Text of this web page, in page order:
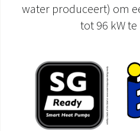
water produceert) om
tot 96 kW